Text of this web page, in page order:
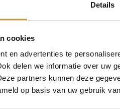
Details
cookies
en advertenties te
delen we informatie over uw
partners kunnen deze
op basis van uw gebruik
5.00
Gebaseerd op 1